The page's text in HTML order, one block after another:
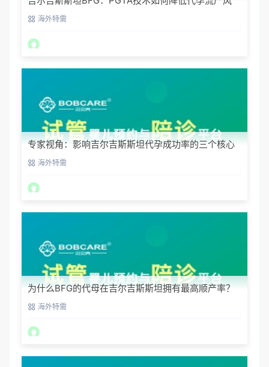
险？海外特需
专家视角：影响吉尔吉斯斯坦代孕成功率的三个核心
要素海外特需
为什么BFG的代母在吉尔吉斯斯坦拥有最高顺产率？
海外特需